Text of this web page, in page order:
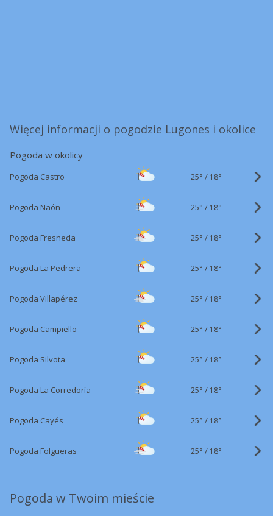
Więcej informacji o pogodzie Lugones i okolice
Pogoda w okolicy
Pogoda Castro 25° / 18°
Pogoda Naón 25° / 18°
Pogoda Fresneda 25° / 18°
Pogoda La Pedrera 25° / 18°
Pogoda Villapérez 25° / 18°
Pogoda Campiello 25° / 18°
Pogoda Silvota 25° / 18°
Pogoda La Corredoría 25° / 18°
Pogoda Cayés 25° / 18°
Pogoda Folgueras 25° / 18°
Pogoda w Twoim mieście